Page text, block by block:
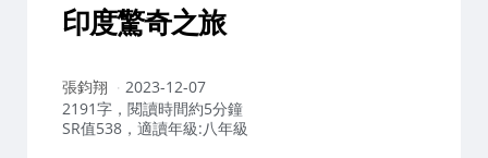
印度驚奇之旅
作
者：
張鈞翔
2023-12-07
2191字，閱讀時間約5分鐘
SR值538，適讀年級:八年級